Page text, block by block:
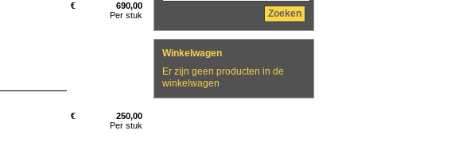
€
690,00
Per stuk
€
250,00
Per stuk
Zoeken
Winkelwagen
Er zijn geen producten in de
winkelwagen